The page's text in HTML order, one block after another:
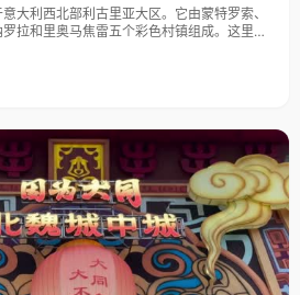
大利西北部利古里亚大区。它由蒙特罗索、
拉和里奥马焦雷五个彩色村镇组成。这里依
年被列为世界文化遗产。